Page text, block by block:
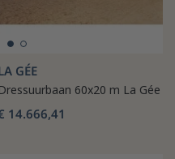
GÉE
Dressuurbaan 60x20 m La Gée
14.666,41